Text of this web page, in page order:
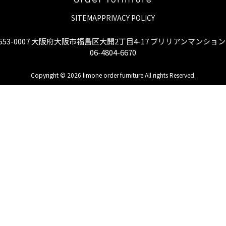
SITEMAPPRIVACY POLICY
0007 大阪府大阪市福島区大開2丁目4-17 ブリリアンマンショ
06-4804-6670
Copyright © 2026 limone order furniture All rights Reserved.